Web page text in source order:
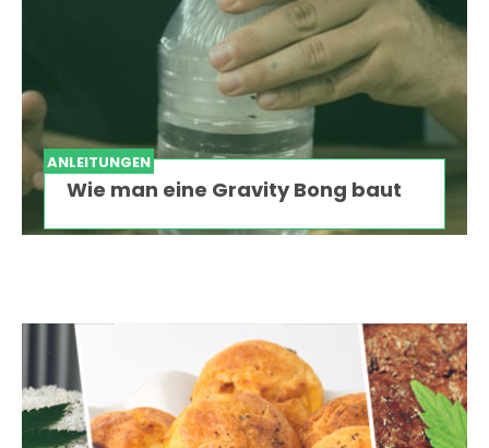
ANLEITUNGEN
Wie man eine Gravity Bong baut